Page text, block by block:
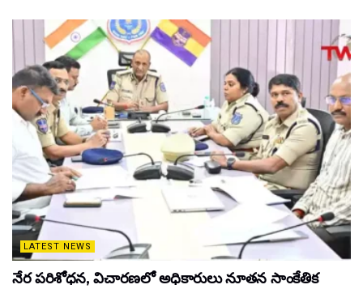
LATEST NEWS
నేర పరిశోధన, విచారణలో అధికారులు నూతన సాంకేతిక